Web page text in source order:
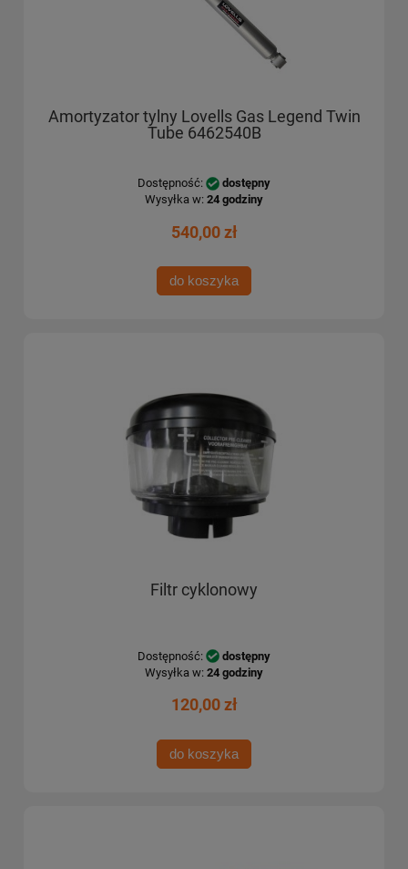
Amortyzator tylny Lovells Gas Legend Twin
Tube 6462540B
Dostępność:
dostępny
Wysyłka w: 24 godziny
540,00 zł
do koszyka
Filtr cyklonowy
Dostępność:
dostępny
Wysyłka w: 24 godziny
120,00 zł
do koszyka